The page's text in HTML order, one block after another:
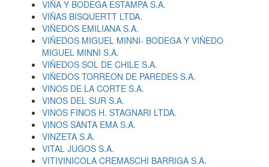
VIÑA Y BODEGA ESTAMPA S.A.
VIÑAS BISQUERTT LTDA.
VIÑEDOS EMILIANA S.A.
VIÑEDOS MIGUEL MINNI- BODEGA Y VIÑEDO
MIGUEL MINNI S.A.
VIÑEDOS SOL DE CHILE S.A.
VIÑEDOS TORREON DE PAREDES S.A.
VINOS DE LA CORTE S.A.
VINOS DEL SUR S.A.
VINOS FINOS H. STAGNARI LTDA.
VINOS SANTA EMA S.A.
VINZETA S.A.
VITAL JUGOS S.A.
VITIVINICOLA CREMASCHI BARRIGA S.A.